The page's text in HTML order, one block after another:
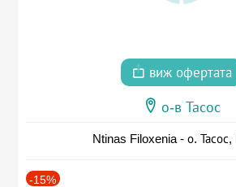
виж офертата
о-в Тасос
Ntinas Filoxenia - о. Тасос,
-15%